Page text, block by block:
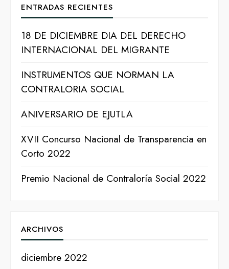
ENTRADAS RECIENTES
18 DE DICIEMBRE DIA DEL DERECHO
INTERNACIONAL DEL MIGRANTE
INSTRUMENTOS QUE NORMAN LA
CONTRALORIA SOCIAL
ANIVERSARIO DE EJUTLA
XVII Concurso Nacional de Transparencia en
Corto 2022
Premio Nacional de Contraloría Social 2022
ARCHIVOS
diciembre 2022